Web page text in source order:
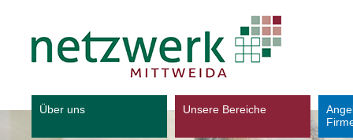
Über uns Unsere Bereiche